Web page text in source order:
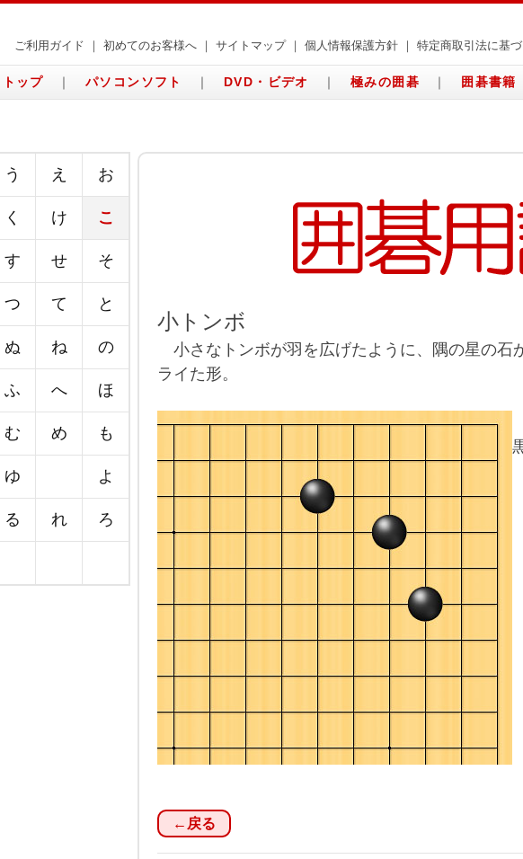
ご利用ガイド 初めてのお客様へ サイトマップ 個人情報保護方針 特定商取引法に基
トップ ｜ パソコンソフト ｜ DVD・ビデオ ｜ 極みの囲碁 ｜ 囲碁書籍
う え お
く け こ
す せ そ
つ て と
ぬ ね の
ふ へ ほ
む め も
ゆ よ
る れ ろ
小トンボ
小さなトンボが羽を広げたように、隅の星の石
ライた形。
←戻る